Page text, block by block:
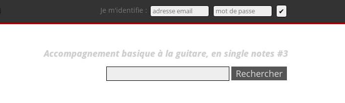
Je m'identifie :
Accompagnement basique à la guitare, en single notes #3